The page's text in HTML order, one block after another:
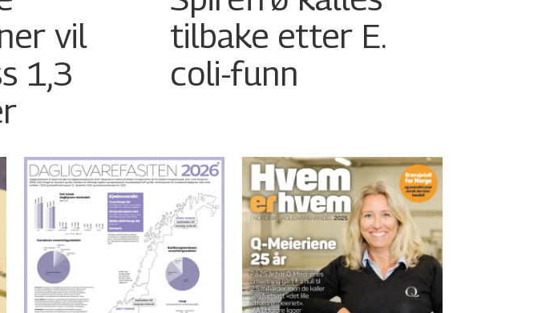
vil
1,3
tilbake etter E.
coli-funn